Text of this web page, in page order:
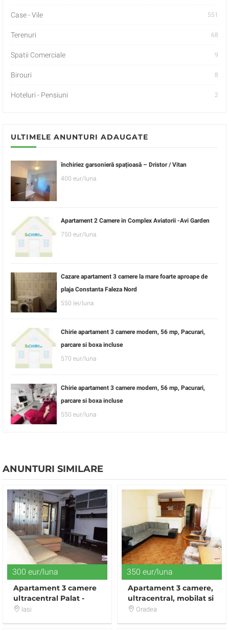
Case - Vile 551
Terenuri 68
Spatii Comerciale 9
Birouri 8
Hoteluri - Pensiuni 2
ULTIMELE ANUNTURI ADAUGATE
închiriez garsonieră spațioasă – Dristor / Vitan
400 eur/luna
Apartament 2 Camere in Complex Aviatorii -Avi Garden
750 eur/luna
Cazare apartament 3 camere la mare foarte aproape de
plaja Constanta Faleza Nord
550 lei/luna
Chirie apartament 3 camere modern, 56 mp, Pacurari,
parcare si boxa incluse
570 eur/luna
Chirie apartament 3 camere modern, 56 mp, Pacurari,
parcare si boxa incluse
550 eur/luna
ANUNTURI SIMILARE
300 eur/luna
Apartament 3 camere
ultracentral Palat -
Moldova Business
Iasi
350 eur/luna
Apartament 3 camere,
ultracentral, mobilat si
utilat
Oradea